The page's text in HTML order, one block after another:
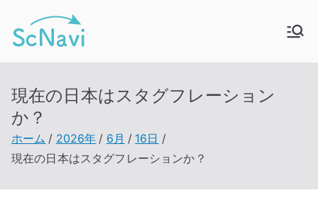
ScNavi – スクナ
ビ
現在の日本はスタグフレーション
か？
ホーム 2026年 6月
16日
現在の日本はスタグフレーションか？